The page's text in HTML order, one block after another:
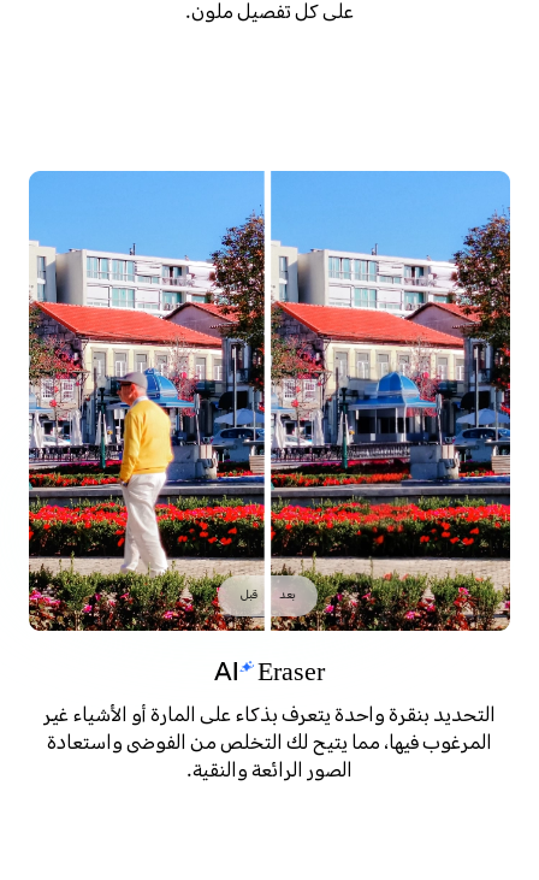
على كل تفصيل ملون.
Eraser
التحديد بنقرة واحدة يتعرف بذكاء على المارة أو الأشياء غير
المرغوب فيها، مما يتيح لك التخلص من الفوضى واستعادة
الصور الرائعة والنقية.
قبل بعد